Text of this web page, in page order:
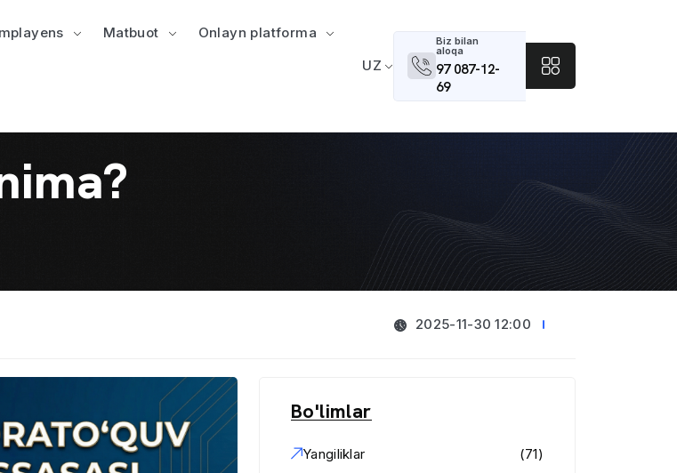
Matbuot Onlayn platforma
UZ
Biz bilan
aloqa
97 087-12-
69
2025-11-30 12:00
Bo'limlar
Yangiliklar (71)